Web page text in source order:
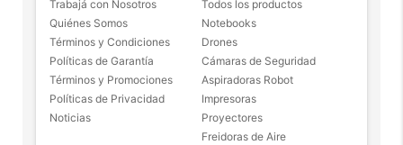
Amperaje máximo: 20 Amperes
Medidas: 20 cm de largo x 10 cm de ancho x 20 cm
de alto
Alargue de manguera de 3 mts.
Escariador
Pinza aplicadora
5 tarugos para pinchaduras
Garantía 12 meses
Manual en castellano
5 estrellas de 5 en Facebook.
Más de 15.000 comentarios
positivos en todos nuestros
productos.
Seguro de cobertura en tus
Trabajá con Nosotros
Quiénes Somos
Términos y Condiciones
Políticas de Garantía
Términos y Promociones
Políticas de Privacidad
Noticias
Todos los productos
Notebooks
Drones
Cámaras de Seguridad
Aspiradoras Robot
Impresoras
Proyectores
Freidoras de Aire